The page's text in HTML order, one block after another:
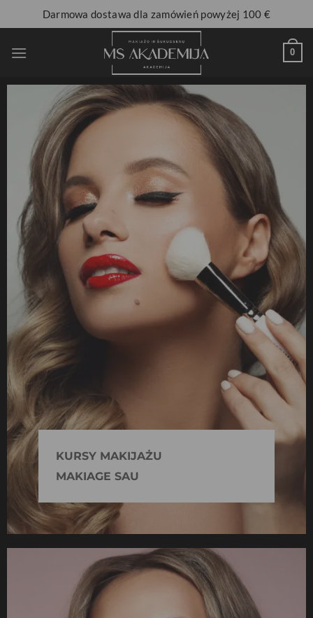
Darmowa dostawa dla zamówień powyżej 100 €
0
KURSY MAKIJAŻU
MAKIAGE SAU